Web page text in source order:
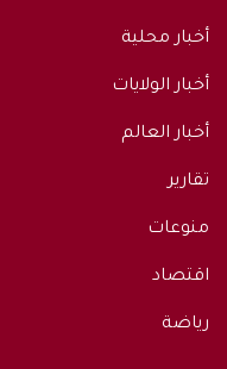
أخبار محلية
أخبار الولايات
أخبار العالم
تقارير
منوعات
اقتصاد
رياضة